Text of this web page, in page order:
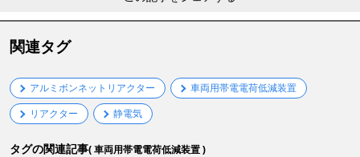
関連タグ
アルミボンネットリアクター 車両用帯電電荷低減装置
リアクター 静電気
タグの関連記事( 車両用帯電電荷低減装置 )